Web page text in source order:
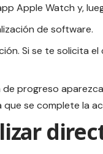
Apple Watch y,
de software.
Si se te solicita
de progreso
que se complete la